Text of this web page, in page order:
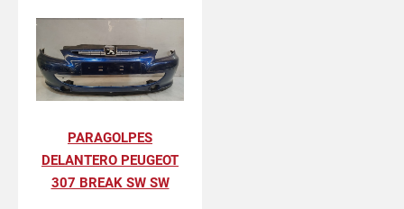
PARAGOLPES
DELANTERO PEUGEOT
307 BREAK SW SW